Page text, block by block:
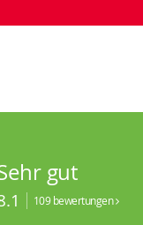
gut
109 bewertungen